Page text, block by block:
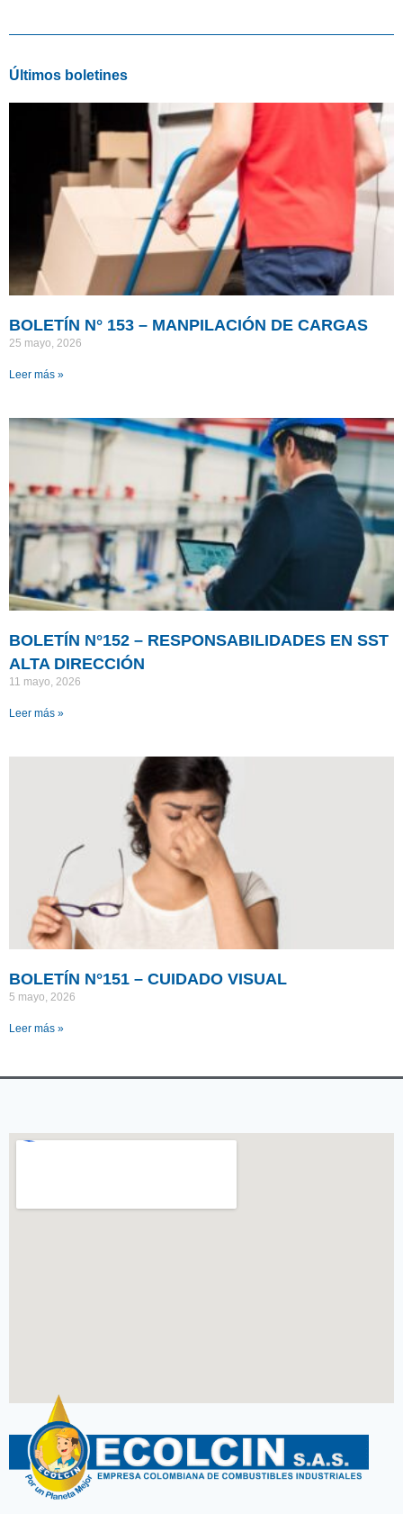
Últimos boletines
BOLETÍN N° 153 – MANPILACIÓN DE CARGAS
25 mayo, 2026
Leer más »
BOLETÍN N°152 – RESPONSABILIDADES EN SST
ALTA DIRECCIÓN
11 mayo, 2026
Leer más »
BOLETÍN N°151 – CUIDADO VISUAL
5 mayo, 2026
Leer más »